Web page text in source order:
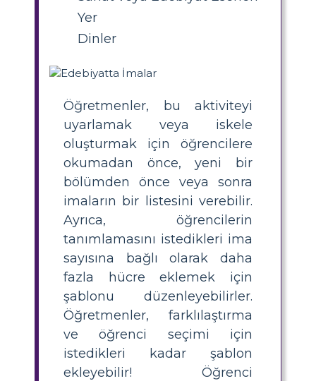
Yer
Dinler
Öğretmenler, bu aktiviteyi
uyarlamak veya iskele
oluşturmak için öğrencilere
okumadan önce, yeni bir
bölümden önce veya sonra
imaların bir listesini verebilir.
Ayrıca, öğrencilerin
tanımlamasını istedikleri ima
sayısına bağlı olarak daha
fazla hücre eklemek için
şablonu düzenleyebilirler.
Öğretmenler, farklılaştırma
ve öğrenci seçimi için
istedikleri kadar şablon
ekleyebilir! Öğrenci